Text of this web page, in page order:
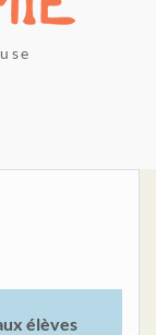
élèves